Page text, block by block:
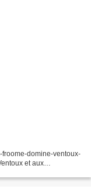
froome-domine-ventoux-
et aux